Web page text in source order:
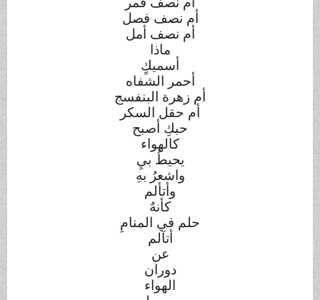
أم نصف فصل
أم نصف أمل
ماذا
أسميكٍ
أحمر الشفاه
أم زهرة البنفسج
أم حقل السكر
حبكِ أصبح
كالهواء
يحيطُ بيِ
واشعرُ بهِ
وأتألم
كأنهٌ
حلم في المنامِ
أتآلم
عن
دوران
الهواء